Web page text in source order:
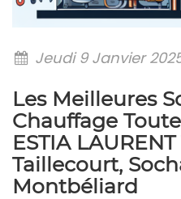
Jeudi 9 Janvier
Les Meilleures
Chauffage
ESTIA
Taillecourt,
Montbéliard